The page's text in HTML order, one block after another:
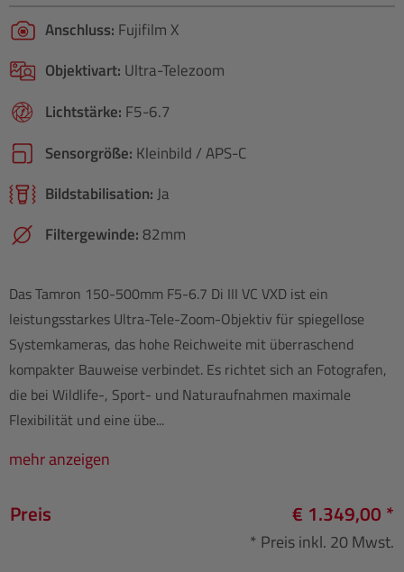
Anschluss: Fujifilm X
Objektivart: Ultra-Telezoom
Lichtstärke: F5-6.7
Sensorgröße: Kleinbild / APS-C
Bildstabilisation:Ja
Filtergewinde:82mm
Das Tamron 150-500mm F5-6.7 Di III VC VXD ist ein
leistungsstarkes Ultra-Tele-Zoom-Objektiv für spiegellose
Systemkameras, das hohe Reichweite mit überraschend
kompakter Bauweise verbindet. Es richtet sich an Fotografen,
die bei Wildlife-, Sport- und Naturaufnahmen maximale
Flexibilität und eine übe...
mehr anzeigen
Preis € 1.349,00 *
* Preis inkl. 20 Mwst.